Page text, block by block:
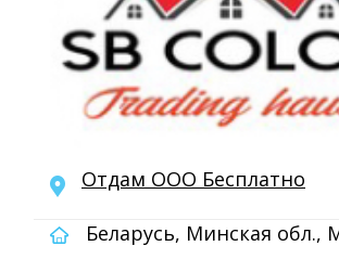
Отдам ООО Бесплатно
Беларусь, Минская обл.,